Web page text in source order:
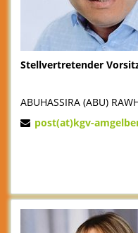
Stellvertretender
ABUHASSIRA (ABU)
post(at)kgv-